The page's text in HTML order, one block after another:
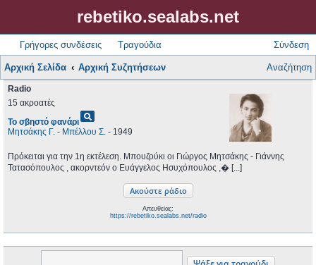
rebetiko.sealabs.net
Γρήγορες συνδέσεις Τραγούδια Σύνδεση
Αρχική Σελίδα Αρχική Συζητήσεων Αναζήτηση
Radio
15 ακροατές
Το σβηστό φανάριpageview
Μητσάκης Γ. - Μπέλλου Σ. - 1949
Πρόκειται για την 1η εκτέλεση. Μπουζούκι οι Γιώργος Μητσάκης - Γιάννης
Τατασόπουλος , ακορντεόν ο Ευάγγελος Ησυχόπουλος ,� [...]
Απευθείας:
https://rebetiko.sealabs.net/radio